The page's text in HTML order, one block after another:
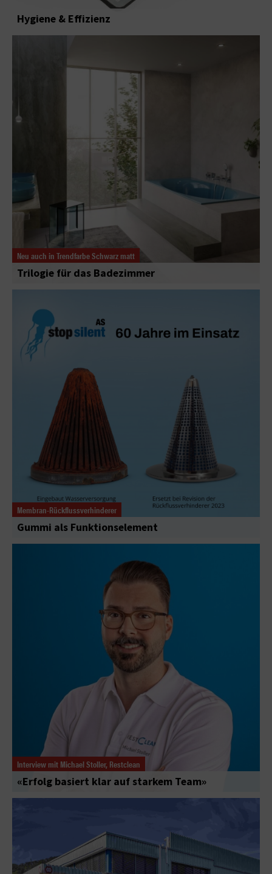
Hygiene & Effizienz
Neu auch in Trendfarbe Schwarz matt
Trilogie für das Badezimmer
Membran-Rückflussverhinderer
Gummi als Funktionselement
Interview mit Michael Stoller, Restclean
«Erfolg basiert klar auf starkem Team»